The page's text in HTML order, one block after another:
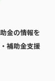
金の情報を
補助金支援